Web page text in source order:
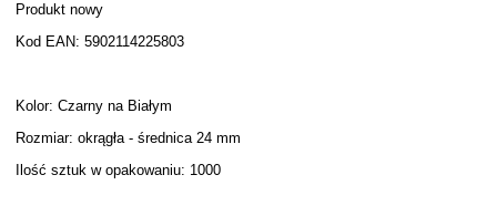
Produkt nowy
Kod EAN: 5902114225803
Kolor: Czarny na Białym
Rozmiar: okrągła - średnica 24 mm
Ilość sztuk w opakowaniu: 1000